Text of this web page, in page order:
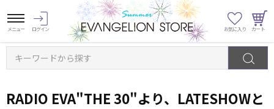
キーワードから探す
RADIO EVA"THE 30"より、LATESHOWと